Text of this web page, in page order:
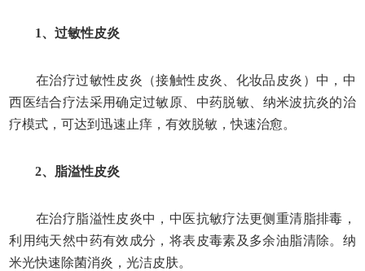
1、过敏性皮炎
在治疗过敏性皮炎（接触性皮炎、化妆品皮炎）中， 中
西医结合疗法采用确定过敏原、中药脱敏、纳米波抗炎的治
疗模式，可达到迅速止痒，有效脱敏，快速治愈。
2、脂溢性皮炎
在治疗脂溢性皮炎中，中医抗敏疗法更侧重清脂排毒，
利用纯天然中药有效成分，将表皮毒素及多余油脂清除。纳
米光快速除菌消炎，光洁皮肤。